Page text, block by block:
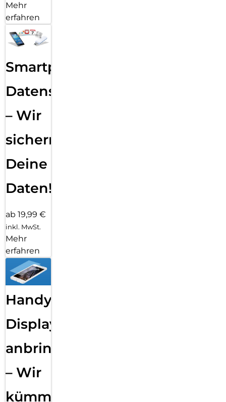
Mehr
erfahren
Smartphone
Datensicherung
– Wir
sichern
Deine
Daten!
ab 19,99 €
inkl. MwSt.
Mehr
erfahren
Handy
Displayfolie
anbringen
– Wir
kümmern